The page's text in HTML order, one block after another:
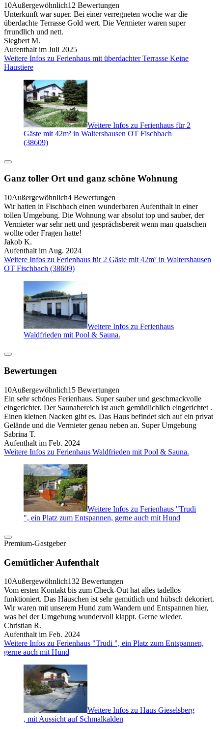
10Außergewöhnlich12 Bewertungen
Unterkunft war super. Bei einer verregneten woche war die
überdachte Terrasse Gold wert. Die Vermieter waren super
frrundlich und nett.
Siegbert M.
Aufenthalt im Juli 2025
Weitere Infos zu Ferienhaus mit überdachter Terrasse Keine
Haustiere
Weitere Infos zu Ferienhaus für 2
Gäste mit 42m² in Waltershausen OT Fischbach
(38609)
Ganz toller Ort und ganz schöne Wohnung
10Außergewöhnlich4 Bewertungen
Wir hatten in Fischbach einen wunderbaren Aufenthalt in einer
tollen Umgebung. Die Wohnung war absolut top und sauber, der
Vermieter war sehr nett und gesprächsbereit wenn man quatschen
wollte oder Fragen hatte!
Jakob K.
Aufenthalt im Aug. 2024
Weitere Infos zu Ferienhaus für 2 Gäste mit 42m² in Waltershausen
OT Fischbach (38609)
Weitere Infos zu Ferienhaus
Waldfrieden mit Pool & Sauna.
Bewertungen
10Außergewöhnlich15 Bewertungen
Ein sehr schönes Ferienhaus. Super sauber und geschmackvolle
eingerichtet. Der Saunabereich ist auch gemüdlichlich eingerichtet .
Einen kleinen Nacken gibt es. Das Haus befindet sich auf ein privat
Gelände und die Vermieter genau neben an. Super Umgebung
Sabrina T.
Aufenthalt im Feb. 2024
Weitere Infos zu Ferienhaus Waldfrieden mit Pool & Sauna.
Weitere Infos zu Ferienhaus "Trudi
", ein Platz zum Entspannen, gerne auch mit Hund
Premium-Gastgeber
Gemütlicher Aufenthalt
10Außergewöhnlich132 Bewertungen
Vom ersten Kontakt bis zum Check-Out hat alles tadellos
funktioniert. Das Häuschen ist sehr gemütlich und hübsch dekoriert.
Wir waren mit unserem Hund zum Wandern und Entspannen hier,
was bei der Umgebung wundervoll klappt. Gerne wieder.
Christian R.
Aufenthalt im Feb. 2024
Weitere Infos zu Ferienhaus "Trudi ", ein Platz zum Entspannen,
gerne auch mit Hund
Weitere Infos zu Haus Gieselsberg
, mit Aussicht auf Schmalkalden